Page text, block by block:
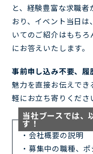
と、経験豊富な求職
おり、イベント当日
いてのご紹介はもち
にお答えいたします。
事前申し込み不要、履
魅力を直接お伝えで
軽にお立ち寄りくださ
当社ブースでは、
す！
・会社概要の説明
・募集中の職種、